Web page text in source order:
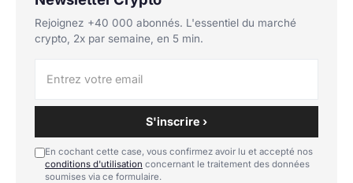
Rejoignez +40 000 abonnés. L'essentiel du marché
crypto, 2x par semaine, en 5 min.
S'inscrire ›
En cochant cette case, vous confirmez avoir lu et accepté nos
conditions d'utilisation concernant le traitement des données
soumises via ce formulaire.